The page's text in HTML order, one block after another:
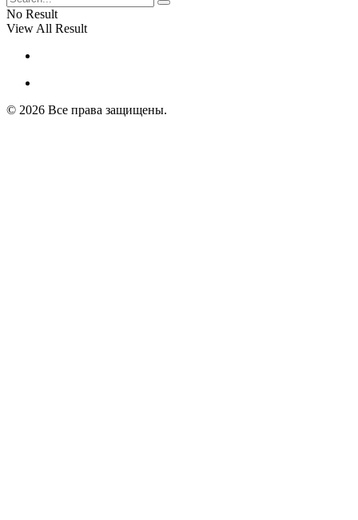
No Result
View All Result
© 2026 Все права защищены.